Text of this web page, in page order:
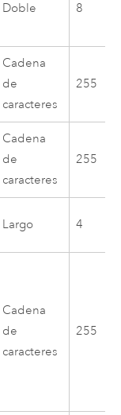
Doble 8
Cadena
de
caracteres
255
Cadena
de
caracteres
255
Largo 4
Cadena
de
caracteres
255